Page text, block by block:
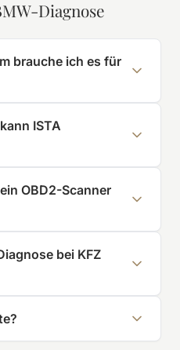
Diagnose
brauche ich es für
ISTA
OBD2-Scanner
bei KFZ